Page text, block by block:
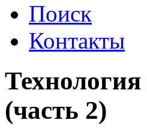
Поиск
Контакты
(часть 2)